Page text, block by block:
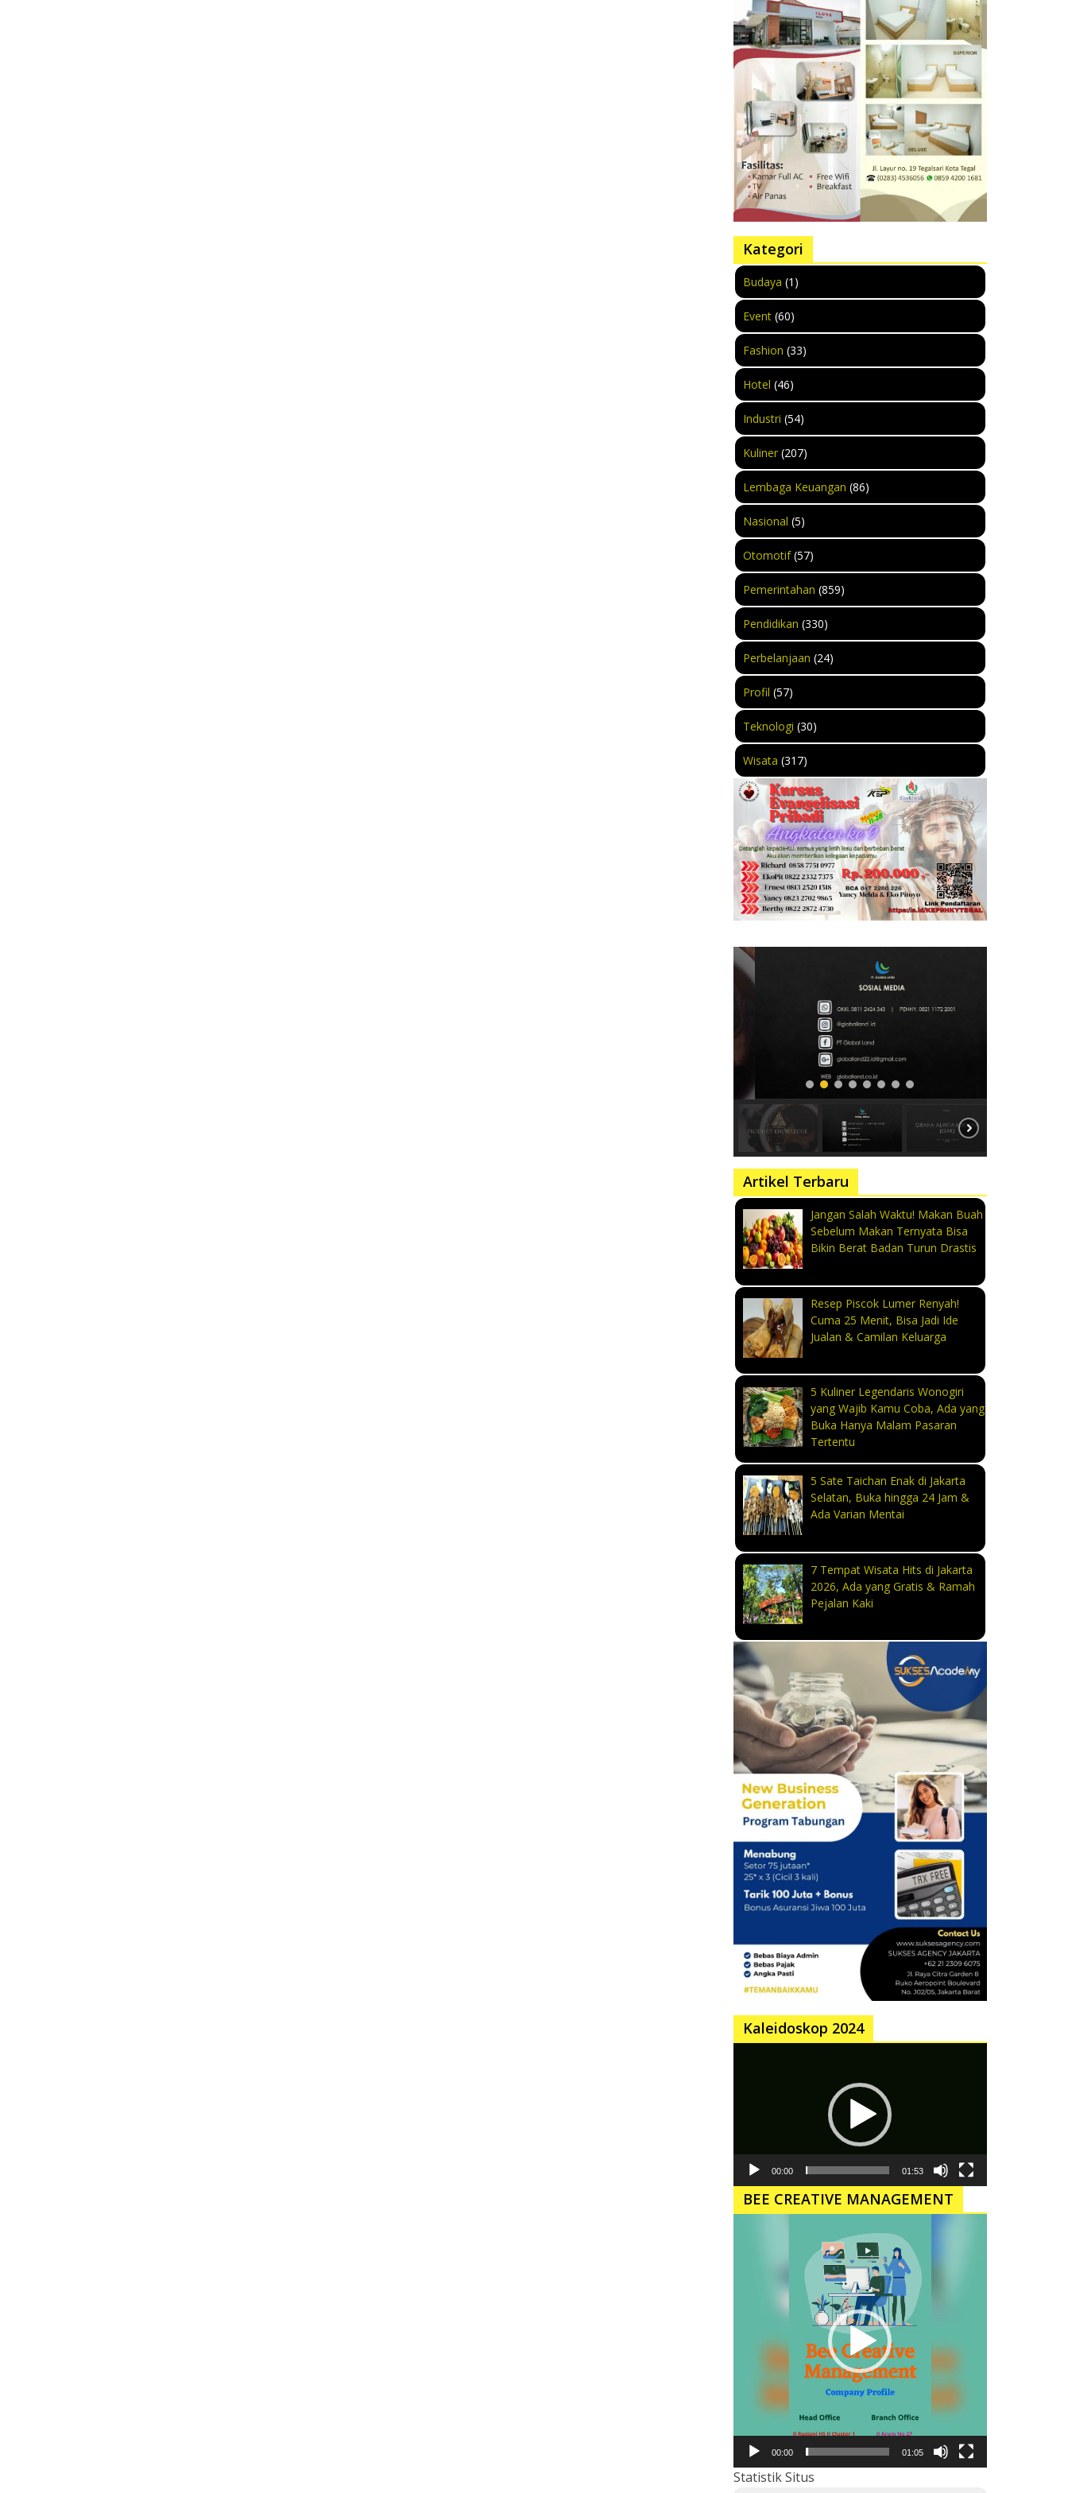
Kategori
Budaya (1)
Event(60)
Fashion (33)
Hotel (46)
Industri (54)
Kuliner(207)
Lembaga Keuangan (86)
Nasional (5)
Otomotif(57)
Pemerintahan (859)
Pendidikan (330)
Perbelanjaan (24)
Profil (57)
Teknologi (30)
Wisata (317)
Artikel Terbaru
Jangan Salah Waktu! Makan Buah
Sebelum Makan Ternyata Bisa
Bikin Berat Badan Turun Drastis
Resep Piscok Lumer Renyah!
Cuma 25 Menit, Bisa Jadi Ide
Jualan & Camilan Keluarga
5 Kuliner Legendaris Wonogiri
yang Wajib Kamu Coba, Ada yang
Buka Hanya Malam Pasaran
Tertentu
5 Sate Taichan Enak di Jakarta
Selatan, Buka hingga 24 Jam &
Ada Varian Mentai
7 Tempat Wisata Hits di Jakarta
2026, Ada yang Gratis & Ramah
Pejalan Kaki
Kaleidoskop 2024
00:00 01:53
BEE CREATIVE MANAGEMENT
00:00 01:05
Statistik Situs